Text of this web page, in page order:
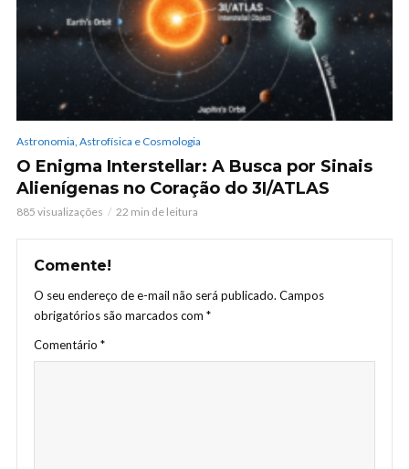
Astronomia, Astrofísica e Cosmologia
O Enigma Interstellar: A Busca por Sinais
Alienígenas no Coração do 3I/ATLAS
885 visualizações 22 min de leitura
Comente!
O seu endereço de e-mail não será publicado. Campos
obrigatórios são marcados com *
Comentário *